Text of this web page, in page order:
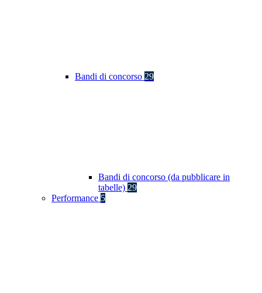
Bandi di concorso 29
Bandi di concorso (da pubblicare in
tabelle) 29
Performance 5